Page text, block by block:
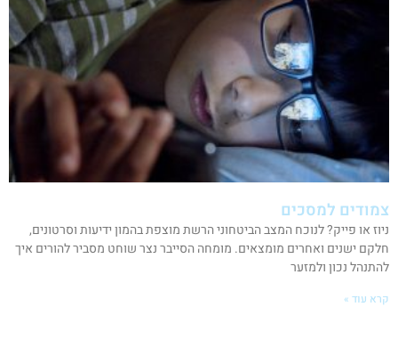
צמודים למסכים
ניוז או פייק? לנוכח המצב הביטחוני הרשת מוצפת בהמון ידיעות וסרטונים,
חלקם ישנים ואחרים מומצאים. מומחה הסייבר נצר שוחט מסביר להורים איך
להתנהל נכון ולמזער
קרא עוד »